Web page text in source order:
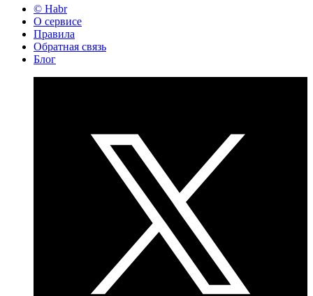
© Habr
О сервисе
Правила
Обратная связь
Блог